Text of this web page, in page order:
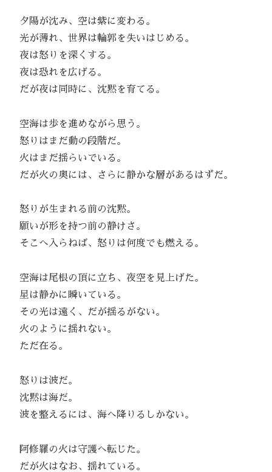
夕陽が沈み、空は紫に変わる。
光が薄れ、世界は輪郭を失いはじめる。
夜は怒りを深くする。
夜は恐れを広げる。
だが夜は同時に、沈黙を育てる。
空海は歩を進めながら思う。
怒りはまだ動の段階だ。
火はまだ揺らいでいる。
だが火の奥には、さらに静かな層があるはずだ。
怒りが生まれる前の沈黙。
願いが形を持つ前の静けさ。
そこへ入らねば、怒りは何度でも燃える。
空海は尾根の頂に立ち、夜空を見上げた。
星は静かに瞬いている。
その光は遠く、だが揺るがない。
火のように揺れない。
ただ在る。
怒りは波だ。
沈黙は海だ。
波を整えるには、海へ降りるしかない。
阿修羅の火は守護へ転じた。
だが火はなお、揺れている。